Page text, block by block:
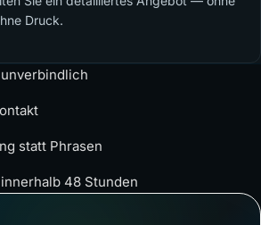
Druck.
statt Phrasen
48 Stunden